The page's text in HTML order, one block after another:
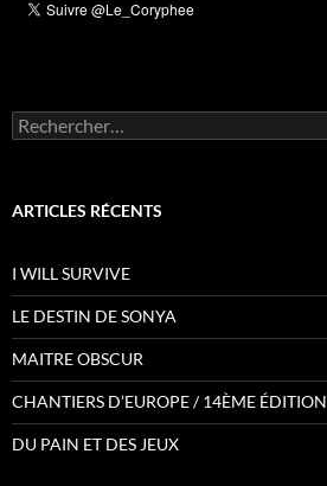
Rechercher :
ARTICLES RÉCENTS
I WILL SURVIVE
LE DESTIN DE SONYA
MAITRE OBSCUR
CHANTIERS D’EUROPE / 14ÈME ÉDITION
DU PAIN ET DES JEUX